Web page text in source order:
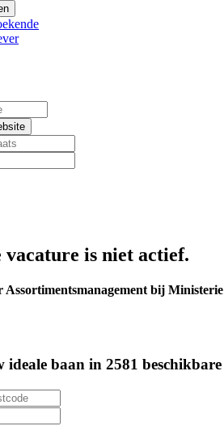
vacature is niet actief.
bij Ministerie
baan in 2581